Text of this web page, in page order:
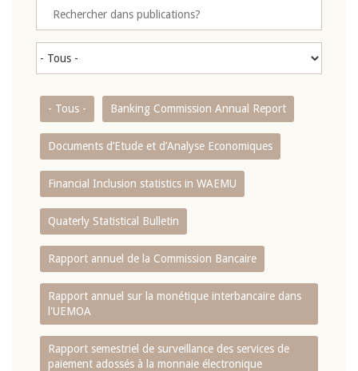
- Tous - Banking Commission Annual Report
Documents d’Etude et d’Analyse Economiques
Financial Inclusion statistics in WAEMU
Quaterly Statistical Bulletin
Rapport annuel de la Commission Bancaire
Rapport annuel sur la monétique interbancaire dans
l'UEMOA
Rapport semestriel de surveillance des services de
paiement adossés à la monnaie électronique